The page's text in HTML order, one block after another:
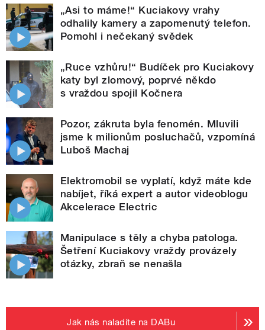
„Asi to máme!“ Kuciakovy vrahy
odhalily kamery a zapomenutý telefon.
Pomohl i nečekaný svědek
„Ruce vzhůru!“ Budíček pro Kuciakovy
katy byl zlomový, poprvé někdo
s vraždou spojil Kočnera
Pozor, zákruta byla fenomén. Mluvili
jsme k milionům posluchačů, vzpomíná
Luboš Machaj
Elektromobil se vyplatí, když máte kde
nabíjet, říká expert a autor videoblogu
Akcelerace Electric
Manipulace s těly a chyba patologa.
Šetření Kuciakovy vraždy provázely
otázky, zbraň se nenašla
Jak nás naladíte na DABu